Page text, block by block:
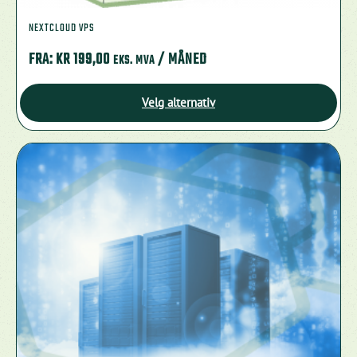
NEXTCLOUD VPS
FRA:KR199,00 EKS. MVA/ MÅNED
Velg alternativ
Dette
produktet
har
varianter.
Alternativene
kan
på
produktsiden